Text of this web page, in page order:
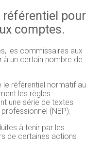
référentiel pour
comptes.
les commissaires aux
un certain nombre de
référentiel normatif au
les règles
une série de textes
(NEP).
à tenir par les
de certaines actions